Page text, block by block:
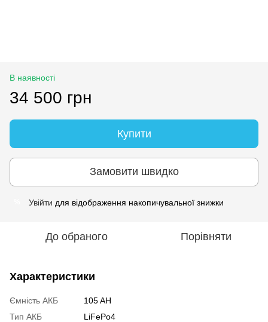
В наявності
34 500 грн
Купити
Замовити швидко
Увійти для відображення накопичувальної знижки
До обраного Порівняти
Характеристики
Ємність АКБ
105 AH
Тип АКБ
LiFePo4